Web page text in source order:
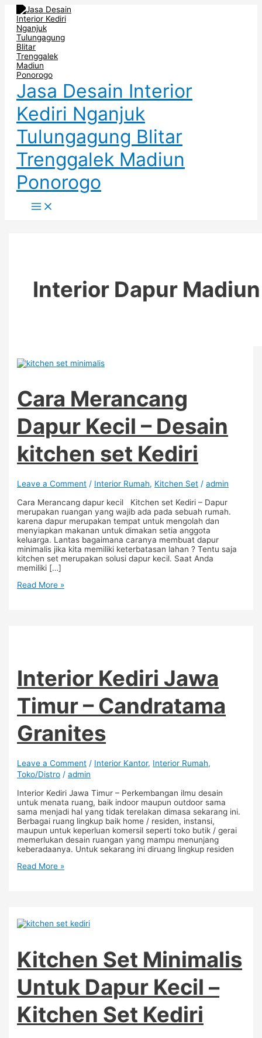
Skip
content
Jasa Desain Interior
Kediri Nganjuk
Tulungagung Blitar
Trenggalek Madiun
Ponorogo
Menu
Interior Dapur Madiun
Cara Merancang
Dapur Kecil – Desain
kitchen set Kediri
Leave a Comment / Interior Rumah, Kitchen Set /admin
Cara Merancang dapur kecil Kitchen set Kediri – Dapur
merupakan ruangan yang wajib ada pada sebuah rumah.
karena dapur merupakan tempat untuk mengolah dan
menyiapkan makanan untuk dimakan setia anggota
keluarga. Lantas bagaimana caranya membuat dapur
minimalis jika kita memiliki keterbatasan lahan ? Tentu saja
kitchen set merupakan solusi dapur kecil. Saat Anda
memiliki […]
Cara
Merancang
Dapur
Kecil
–
Desain
kitchen
set
Kediri
Read More »
Interior Kediri Jawa
Timur – Candratama
Granites
Leave a Comment / Interior Kantor, Interior Rumah,
Toko/Distro /admin
Interior Kediri Jawa Timur – Perkembangan ilmu desain
untuk menata ruang, baik indoor maupun outdoor sama
sama menjadi hal yang tidak terelakan dimasa sekarang ini.
Berbagai ruang lingkup baik home / residen, instansi,
maupun untuk keperluan komersil seperti toko butik / gerai
memerlukan desain ruangan yang mampu menunjang
keberadaanya. Untuk sekarang ini diruang lingkup residen
Interior
Kediri
Jawa
Timur
–
Candratama
Granites
Read More »
Kitchen Set Minimalis
Untuk Dapur Kecil –
Kitchen Set Kediri
Kitchen
Set
Minimalis
Untuk
Dapur
Kecil
–
Kitchen
Set
Kediri
Post
pagination